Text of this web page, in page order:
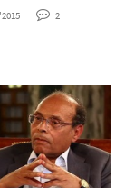
2